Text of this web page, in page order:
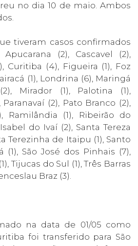
no dia 10 de maio. Ambos
tiveram casos confirmados
(2), Cascavel (2),
Curitiba (4), Figueira (1), Foz
(1), Londrina (6), Maringá
Mirador (1), Palotina (1),
Paranavaí (2), Pato Branco (2),
Ramilândia (1), Ribeirão do
do Ivaí (2), Santa Tereza
Terezinha de Itaipu (1), Santo
(1), São José dos Pinhais (7),
Tijucas do Sul (1), Três Barras
Braz (3).
na data de 01/05 como
foi transferido para São